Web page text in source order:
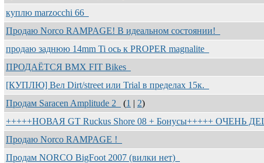
куплю marzocchi 66
Продаю Norco RAMPAGE! В идеальном состоянии!
продаю заднюю 14mm Ti ось к PROPER magnalite
ПРОДАЁТСЯ BMX FIT Bikes
[КУПЛЮ] Вел Dirt/street или Trial в пределах 15к.
Продам Saracen Amplitude 2
(1 | 2)
+++++НОВАЯ GT Ruckus Shore 08 + Бонусы+++++ ОЧЕНЬ
Продаю Norco RAMPAGE !
Продам NORCO BigFoot 2007 (вилки нет)